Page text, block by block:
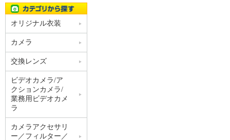
オリジナル衣装
カメラ
交換レンズ
ビデオカメラ/ア
クションカメラ/
業務用ビデオカメ
ラ
カメラアクセサリ
ー／フィルター／